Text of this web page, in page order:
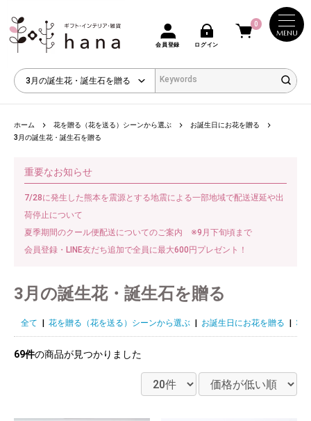
MENU
会員登録 ログイン
0
ホーム 花を贈る（花を送る）シーンから選ぶ
お誕生日にお花を贈る
3月の誕生花・誕生石を贈る
重要なお知らせ
7/28に発生した熊本を震源とする地震による一部地域で配送遅延や出
荷停止について
夏季期間のクール便配送についてのご案内 ※9月下旬頃まで
会員登録・LINE友だち追加で全員に最大600円プレゼント！
3月の誕生花・誕生石を贈る
全て 花を贈る（花を送る）シーンから選ぶ お誕生日にお花を贈る 3月
69件の商品が見つかりました